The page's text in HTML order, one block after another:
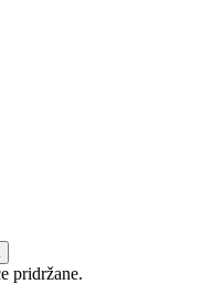
pridržane.